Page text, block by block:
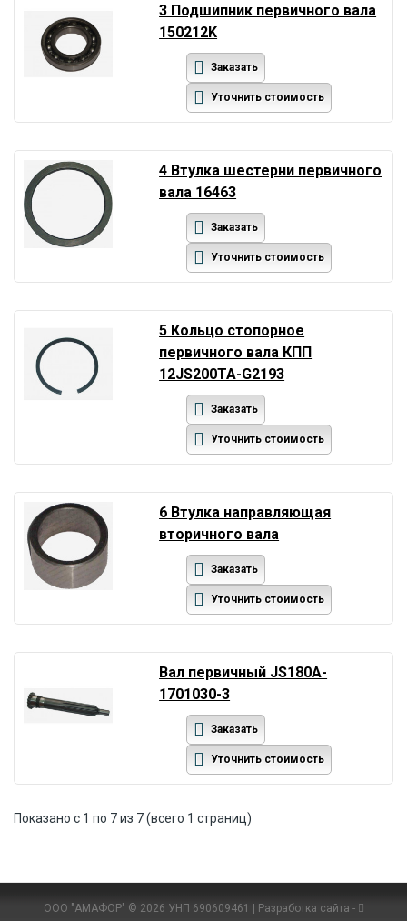
3 Подшипник первичного вала
150212K
Заказать
Уточнить стоимость
4 Втулка шестерни первичного
вала 16463
Заказать
Уточнить стоимость
5 Кольцо стопорное
первичного вала КПП
12JS200TA-G2193
Заказать
Уточнить стоимость
6 Втулка направляющая
вторичного вала
Заказать
Уточнить стоимость
Вал первичный JS180A-
1701030-3
Заказать
Уточнить стоимость
Показано с 1 по 7 из 7 (всего 1 страниц)
ООО "АМАФОР" © 2026 УНП 690609461 | Разработка сайта -